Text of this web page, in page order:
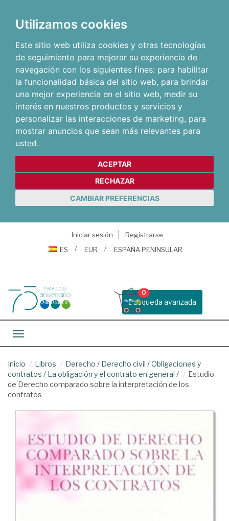
Utilizamos cookies
Este sitio web utiliza cookies y otras tecnologías
de seguimiento para mejorar su experiencia de
navegación con los siguientes fines: para habilitar
la funcionalidad básica del sitio web, para brindar
una mejor experiencia en el sitio web, medir su
interés en nuestros productos y servicios y
personalizar las interacciones de marketing, para
mostrar anuncios que sean más relevantes para
usted.
ACEPTAR
RECHAZAR
CAMBIAR PREFERENCIAS
Iniciar sesión
Registrarse
ES
EUR ESPAÑA PENINSULAR
Busqueda avanzada
0
Toggle navigation
Inicio Libros Derecho / Derecho civil /Obligaciones y
contratos / La obligación y el contrato en general /
Estudio
de Derecho comparado sobre la interpretación de los
contratos